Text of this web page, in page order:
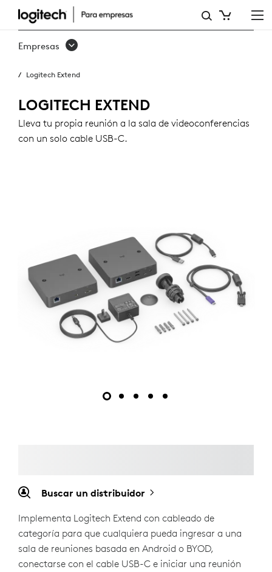
LOGITECH
EXTEND
Empresas
Logitech Extend
LOGITECH EXTEND
Lleva tu propia reunión a la sala de videoconferencias
con un solo cable USB-C.
Buscar un distribuidor
Implementa Logitech Extend con cableado de
categoría para que cualquiera pueda ingresar a una
sala de reuniones basada en Android o BYOD,
conectarse con el cable USB-C e iniciar una reunión